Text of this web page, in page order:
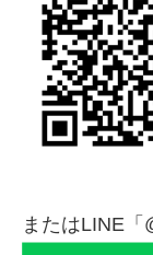
またはLINE「